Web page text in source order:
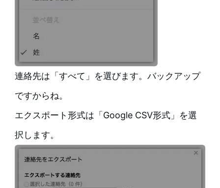
連絡先は「すべて」を選びます。バックアップ
ですからね。
エクスポート形式は「Google CSV形式」を選
択します。